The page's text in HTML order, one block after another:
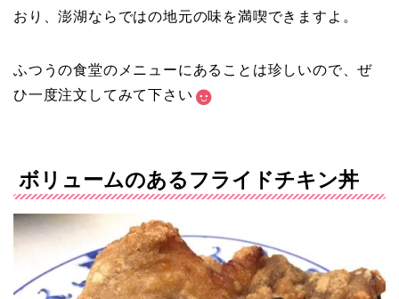
おり、澎湖ならではの地元の味を満喫できますよ。
ふつうの食堂のメニューにあることは珍しいので、ぜ
ひ一度注文してみて下さい
ボリュームのあるフライドチキン丼